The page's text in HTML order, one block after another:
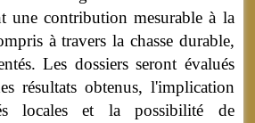
une contribution mesurable à la
à travers la chasse durable,
Les dossiers seront évalués
résultats obtenus, l'implication
locales et la possibilité de